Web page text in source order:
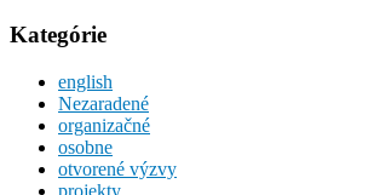
Kategórie
english
Nezaradené
organizačné
osobne
otvorené výzvy